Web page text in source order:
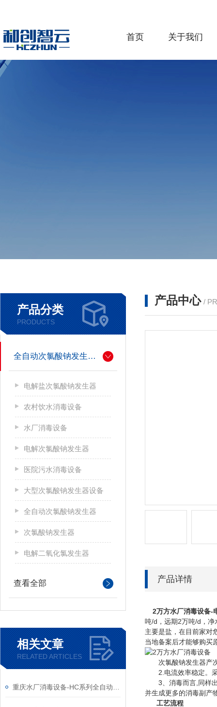
首页 关于我们
产品分类
PRODUCTS
全自动次氯酸钠发生器厂家
电解盐次氯酸钠发生器
农村饮水消毒设备
水厂消毒设备
电解次氯酸钠发生器
医院污水消毒设备
大型次氯酸钠发生器设备
全自动次氯酸钠发生器
次氯酸钠发生器
电解二氧化氯发生器
查看全部
相关文章
RELATED ARTICLES
产品中心 /
产品详情
2万方水厂消毒设备-
吨/d，远期2万吨/d，净
主要是盐，在目前家对
当地备案后才能够购买
次氯酸钠发生器产次
2.电流效率稳定。采
3、消毒而言,同样出
并生成更多的消毒副产
工艺流程